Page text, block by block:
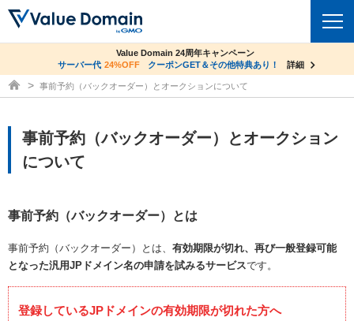
ドメイントップ
ドメイン検索
ドメイン登録
ドメイン一括検索
サーバートップ
バリューサーバー
XREA
セキュリティ
Value Domain ネットde診断
SSL証明書
サイトロック
お得意様割引
お知らせ サポート
マニュアル ライブチャット
co.jpドメイン✕コアサーバーV2ビジネス応援キャンペーン
サーバー料金1年間無料
詳細
Value Domain 24周年キャンペーン
サーバー代 24%OFF クーポンGET＆その他特典あり！ 詳細
ドメイン取得ならバリュードメイン
事前予約（バックオーダー）とオークションについて
事前予約（バックオーダー）とオークション
について
事前予約（バックオーダー）とは
事前予約（バックオーダー）とは、 有効期限が切れ、再び一般登録可能
となった汎用JPドメイン名の申請を試みるサービスです。
登録しているJPドメインの有効期限が切れた方へ